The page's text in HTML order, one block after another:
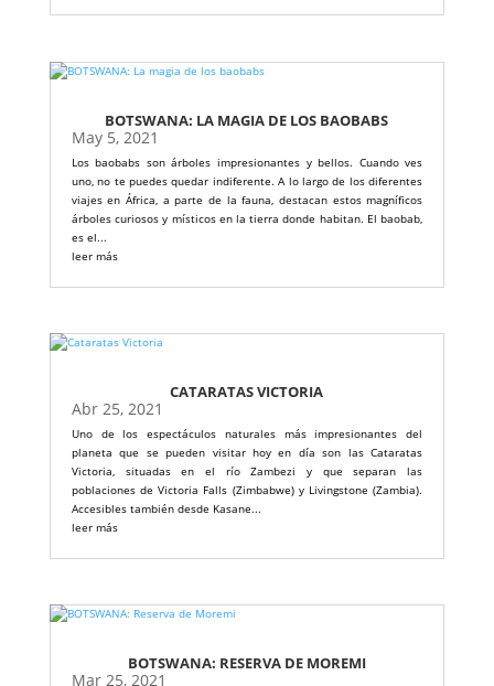
BOTSWANA: LA MAGIA DE LOS BAOBABS
May 5, 2021
Los baobabs son árboles impresionantes y bellos. Cuando ves
uno, no te puedes quedar indiferente. A lo largo de los diferentes
viajes en África, a parte de la fauna, destacan estos magníficos
árboles curiosos y místicos en la tierra donde habitan. El baobab,
es el...
leer más
CATARATAS VICTORIA
Abr 25, 2021
Uno de los espectáculos naturales más impresionantes del
planeta que se pueden visitar hoy en día son las Cataratas
Victoria, situadas en el río Zambezi y que separan las
poblaciones de Victoria Falls (Zimbabwe) y Livingstone (Zambia).
Accesibles también desde Kasane...
leer más
BOTSWANA: RESERVA DE MOREMI
Mar 25, 2021